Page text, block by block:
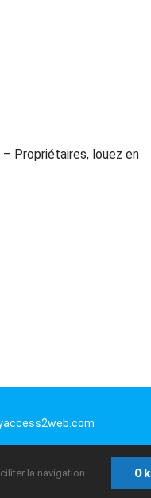
Propriétaires, louez en
la navigation. Ok